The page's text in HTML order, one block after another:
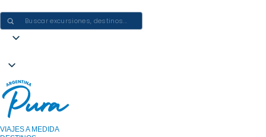
VIAJES A MEDIDA